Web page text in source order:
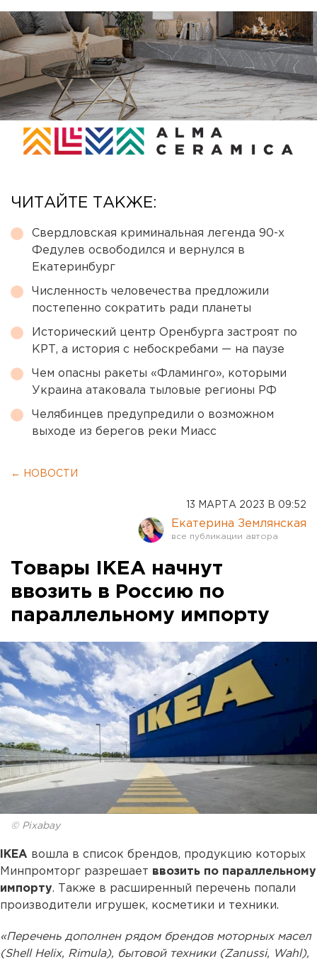
ЧИТАЙТЕ ТАКЖЕ:
Свердловская криминальная легенда 90-х
Федулев освободился и вернулся в
Екатеринбург
Численность человечества предложили
постепенно сократить ради планеты
Исторический центр Оренбурга застроят по
КРТ, а история с небоскребами — на паузе
Чем опасны ракеты «Фламинго», которыми
Украина атаковала тыловые регионы РФ
Челябинцев предупредили о возможном
выходе из берегов реки Миасс
← НОВОСТИ
13 МАРТА 2023 В 09:52
Екатерина Землянская
Товары IKEA начнут
ввозить в Россию по
параллельному импорту
© Pixabay
IKEA вошла в список брендов, продукцию которых
Минпромторг разрешает ввозить по параллельному
импорту. Также в расширенный перечень попали
производители игрушек, косметики и техники.
«Перечень дополнен рядом брендов моторных масел
(Shell Helix, Rimula), бытовой техники (Zanussi, Wahl),